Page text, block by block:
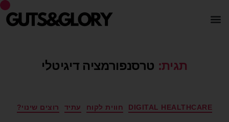
תגית: טרסנפורמציה דיגיטלי
DIGITAL HEALTHCARE חווית לקוח עתיד רוצים שינוי?